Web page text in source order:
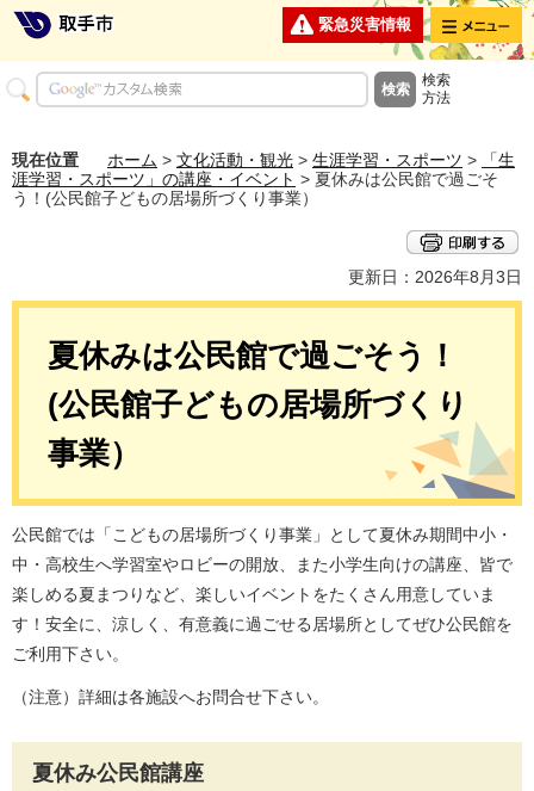
緊急災害情報 メニュー
検索
方法
現在位置 ホーム > 文化活動・観光 > 生涯学習・スポーツ >
「生
涯学習・スポーツ」の講座・イベント > 夏休みは公民館で過ごそ
う！(公民館子どもの居場所づくり事業）
更新日：2026年8月3日
夏休みは公民館で過ごそう！
(公民館子どもの居場所づくり
事業）
公民館では「こどもの居場所づくり事業」として夏休み期間中小・
中・高校生へ学習室やロビーの開放、また小学生向けの講座、皆で
楽しめる夏まつりなど、楽しいイベントをたくさん用意していま
す！安全に、涼しく、有意義に過ごせる居場所としてぜひ公民館を
ご利用下さい。
（注意）詳細は各施設へお問合せ下さい。
夏休み公民館講座